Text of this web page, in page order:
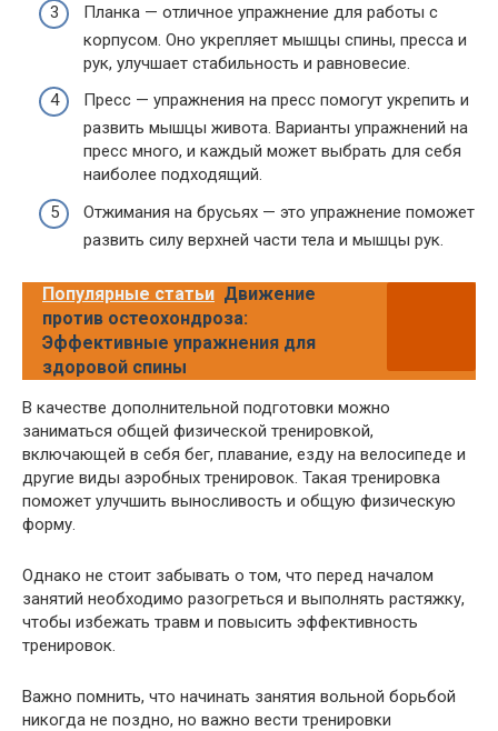
Планка — отличное упражнение для работы с
корпусом. Оно укрепляет мышцы спины, пресса и
рук, улучшает стабильность и равновесие.
Пресс — упражнения на пресс помогут укрепить и
развить мышцы живота. Варианты упражнений на
пресс много, и каждый может выбрать для себя
наиболее подходящий.
Отжимания на брусьях — это упражнение поможет
развить силу верхней части тела и мышцы рук.
Популярные статьи Движение
против остеохондроза:
Эффективные упражнения для
здоровой спины
В качестве дополнительной подготовки можно
заниматься общей физической тренировкой,
включающей в себя бег, плавание, езду на велосипеде и
другие виды аэробных тренировок. Такая тренировка
поможет улучшить выносливость и общую физическую
форму.
Однако не стоит забывать о том, что перед началом
занятий необходимо разогреться и выполнять растяжку,
чтобы избежать травм и повысить эффективность
тренировок.
Важно помнить, что начинать занятия вольной борьбой
никогда не поздно, но важно вести тренировки